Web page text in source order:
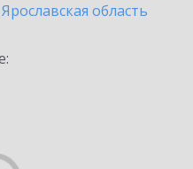
Ярославская область